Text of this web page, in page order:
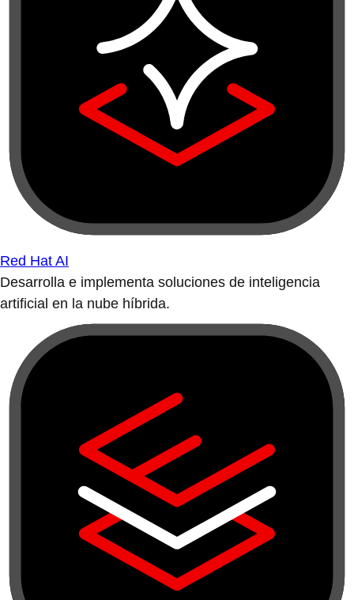
Red Hat AI
Desarrolla e implementa soluciones de inteligencia
artificial en la nube híbrida.